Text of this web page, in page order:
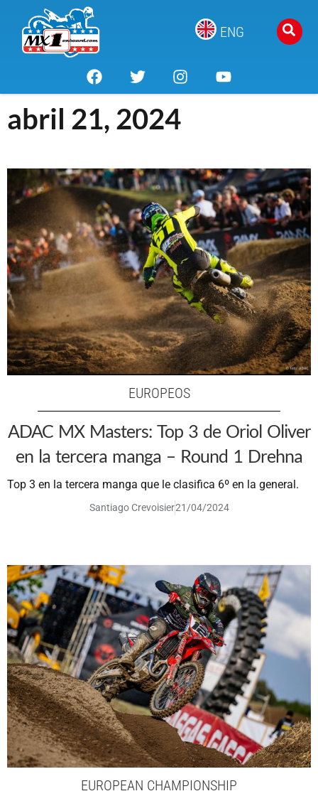
ENG
abril 21, 2024
EUROPEOS
ADAC MX Masters: Top 3 de Oriol Oliver
en la tercera manga – Round 1 Drehna
Top 3 en la tercera manga que le clasifica 6º en la general.
Santiago Crevoisier21/04/2024
EUROPEAN CHAMPIONSHIP